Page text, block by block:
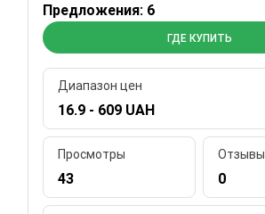
Предложения: 6
ГДЕ КУПИТЬ
Диапазон цен
16.9 - 609 UAH
Просмотры
43
Отзывы
0